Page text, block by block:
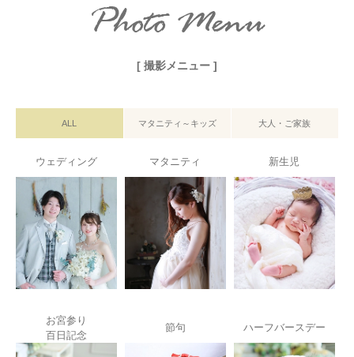
Photo Menu
[ 撮影メニュー ]
ALL マタニティ～キッズ 大人・ご家族
ウェディング マタニティ 新生児
お宮参り
百日記念
節句 ハーフバースデー